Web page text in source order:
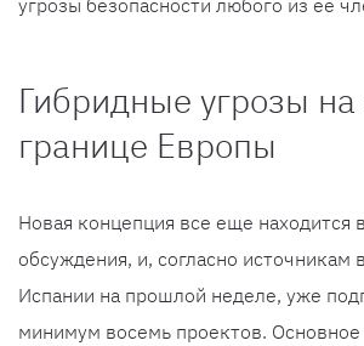
угрозы безопасности любого из ее
Гибридные угрозы
границе Европы
Новая концепция все еще находится
обсуждения, и, согласно источникам
Испании на прошлой неделе, уже
минимум восемь проектов. Основное